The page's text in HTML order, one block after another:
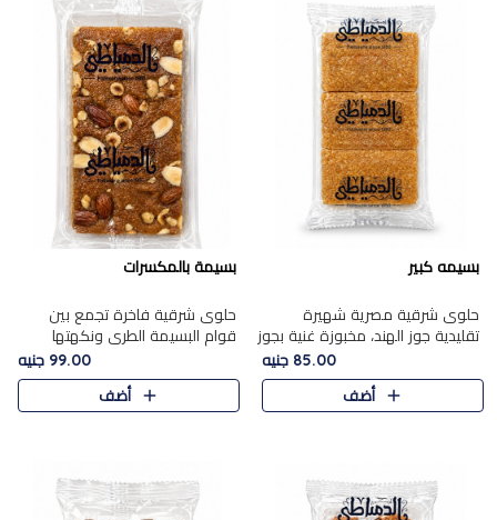
بسيمه كبير
حلوى شرقية مصرية شهيرة
تقليدية جوز الهند، مخبوزة غنية بجوز
الهند، بلمسه ذهبية وتتميز بقوامها
المرمل وطعمها اللذيذ الذي يشبه
البسبوسة. تُخبز..
85.00 جنيه
أضف
بسيمة بالمكسرات
حلوى شرقية فاخرة تجمع بين
قوام البسيمة الطري ونكهتها
الغنية، مزينة بتشكيلة مختارة من
اللوز والبندق والمكسرات الفاخرة.
مزيج متوازن من القوام ..
99.00 جنيه
أضف